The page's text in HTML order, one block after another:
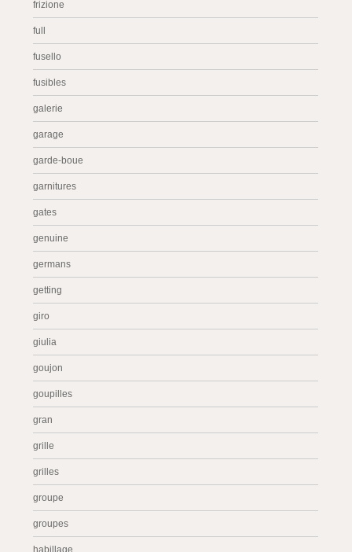
frizione
full
fusello
fusibles
galerie
garage
garde-boue
garnitures
gates
genuine
germans
getting
giro
giulia
goujon
goupilles
gran
grille
grilles
groupe
groupes
habillage